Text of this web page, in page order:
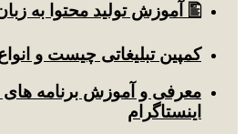
🖺 آموزش تولید محتوا به
کمپین تبلیغاتی چیست و
معرفی و آموزش برنامه
اینستاگرام